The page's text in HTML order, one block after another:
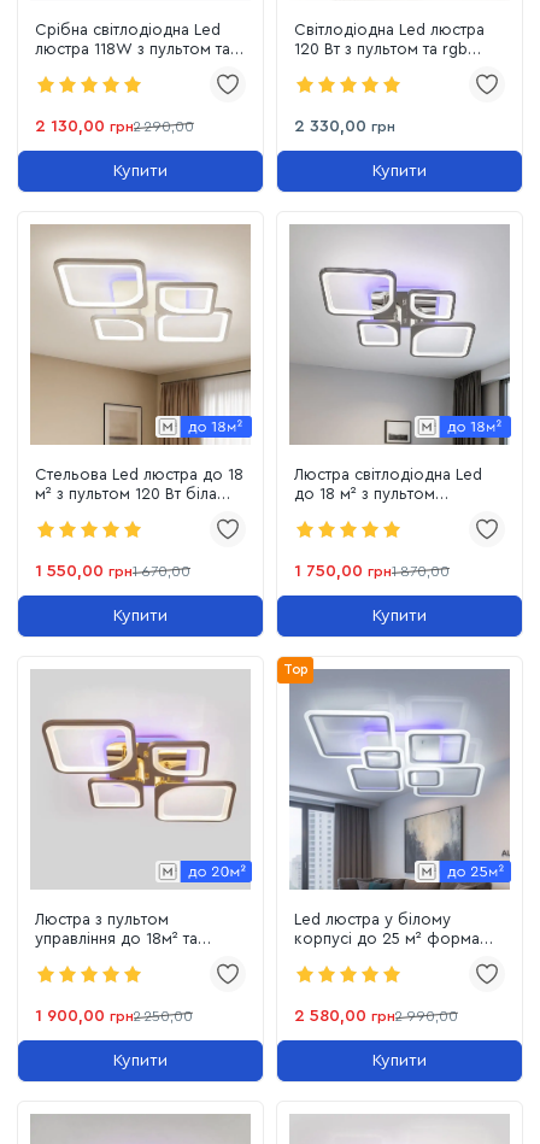
Срібна світлодіодна Led
люстра 118W з пультом та
2 130,00 грн2 290,00
Купити
Світлодіодна Led люстра
120 Вт з пультом та rgb
OVAL ICE RGB 7S
2 330,00 грн
Купити
Стельова Led люстра до 18
м² з пультом 120 Вт біла
1 550,00 грн1 670,00
Купити
Люстра світлодіодна Led
до 18 м² з пультом
(1115/2+2 Hr)
1 750,00 грн1 870,00
Купити
Люстра з пультом
управління до 18м² та
Squares (8060/2+2G LED
1 900,00 грн2 250,00
Купити
Top
Led люстра у білому
корпусі до 25 м² форма
2 580,00 грн2 990,00
Купити